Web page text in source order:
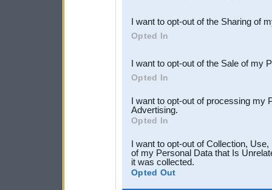
Downstream Participants
third parties.
I want to opt-out of the Sharing of
Opted In
I want to opt-out of the Sale of my
Opted In
I want to opt-out of processing my
Advertising.
Opted In
I want to opt-out of Collection,
of my Personal Data that Is
it was collected.
Opted Out